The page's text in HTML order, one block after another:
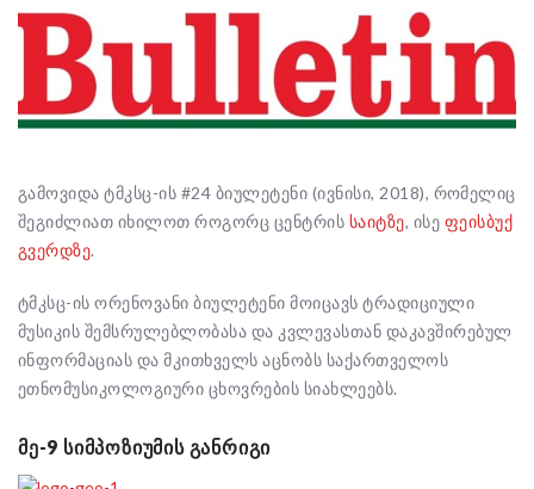
გამოვიდა ტმკსც-ის #24 ბიულეტენი (ივნისი, 2018), რომელიც
შეგიძლიათ იხილოთ როგორც ცენტრის საიტზე, ისე ფეისბუქ
გვერდზე.
ტმკსც-ის ორენოვანი ბიულეტენი მოიცავს ტრადიციული
მუსიკის შემსრულებლობასა და კვლევასთან დაკავშირებულ
ინფორმაციას და მკითხველს აცნობს საქართველოს
ეთნომუსიკოლოგიური ცხოვრების სიახლეებს.
ᲛᲔ-9 ᲡᲘᲛᲞᲝᲖᲘᲣᲛᲘᲡ ᲒᲐᲜᲠᲘᲒᲘ